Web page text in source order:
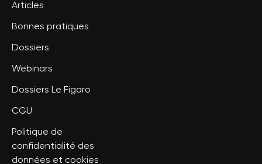
Articles
Bonnes pratiques
Dossiers
Webinars
Dossiers Le Figaro
CGU
Politique de
confidentialité des
données et cookies